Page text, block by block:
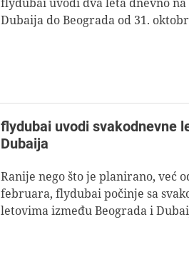
Dubaija do Beograda od 31.
flydubai uvodi svakodnevne
Dubaija
Ranije nego što je planirano, već
februara, flydubai počinje sa
letovima između Beograda i